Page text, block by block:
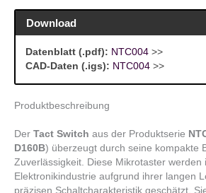
Download
Datenblatt (.pdf): NTC004>>
CAD-Daten (.igs): NTC004>>
Produktbeschreibung
Der Tact Switch aus der Produktserie
D160B) überzeugt durch seine kompakte
Zuverlässigkeit. Diese Mikrotaster werden
Elektronikindustrie aufgrund ihrer langen
präzisen Schaltcharakteristik geschätzt.